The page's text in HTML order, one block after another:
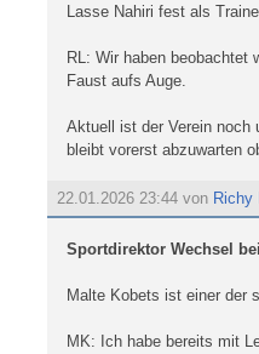
Lasse Nahiri fest als
RL: Wir haben beobachtet
Faust aufs Auge.
Aktuell ist der Verein noch
bleibt vorerst abzuwarten
22.01.2026 23:44 von Richy
Sportdirektor Wechsel
Malte Kobets ist einer der
MK: Ich habe bereits mit